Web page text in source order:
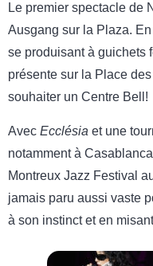
Le premier spectacle de
Ausgang sur la Plaza.
se produisant à guichets
présente sur la Place
souhaiter un Centre Bell!
Avec Ecclésia et une
notamment à
Montreux Jazz Festival
jamais paru aussi vaste
à son instinct et en